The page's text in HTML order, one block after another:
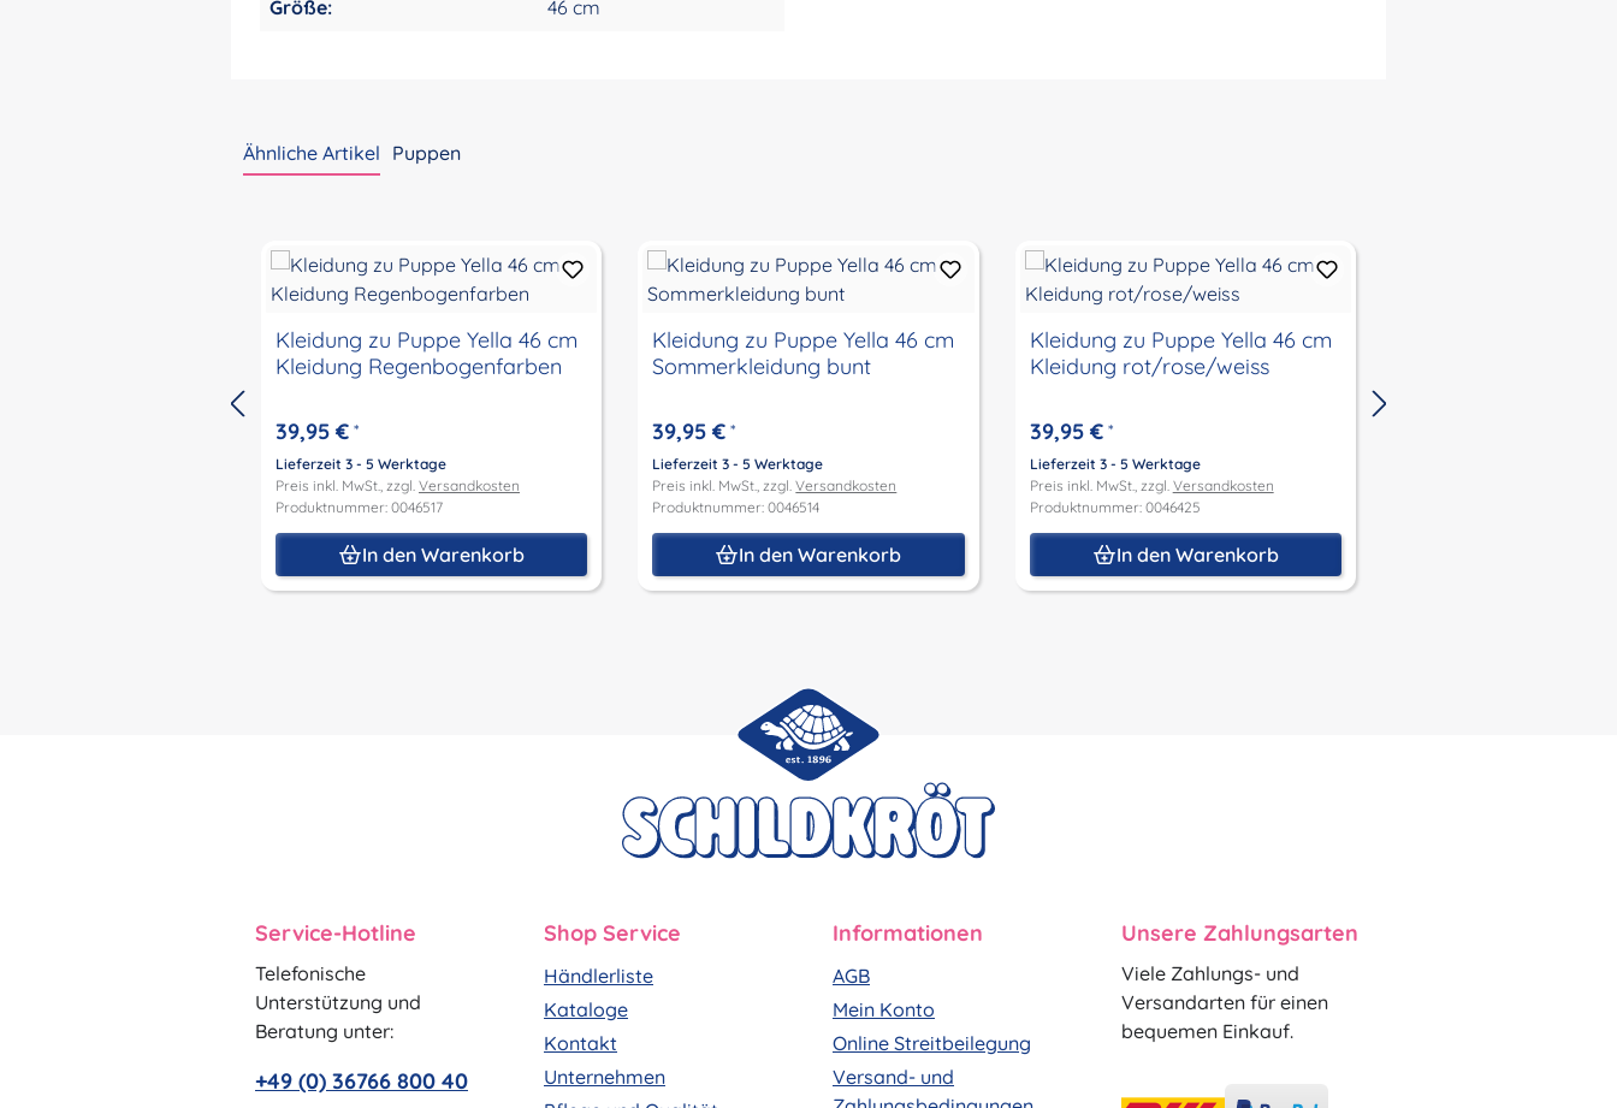
Größe: 46 cm
Ähnliche Artikel Puppen
Kleidung zu Puppe Yella 46 cm
Kleidung Regenbogenfarben
39,95 € *
Lieferzeit 3 - 5 Werktage
Preis inkl. MwSt., zzgl. Versandkosten
Produktnummer: 0046517
In den Warenkorb
Kleidung zu Puppe Yella 46 cm
Sommerkleidung bunt
39,95 € *
Lieferzeit 3 - 5 Werktage
Preis inkl. MwSt., zzgl.Versandkosten
Produktnummer: 0046514
In den Warenkorb
Kleidung zu Puppe Yella 46 cm
Kleidung rot/rose/weiss
39,95 €*
Lieferzeit 3 - 5 Werktage
Preis inkl. MwSt., zzgl. Versandkosten
Produktnummer: 0046425
In den Warenkorb
Service-Hotline
Telefonische
Unterstützung und
Beratung unter:
+49 (0) 36766 800 40
Shop Service
Händlerliste
Kataloge
Kontakt
Unternehmen
Informationen
AGB
Mein Konto
Online Streitbeilegung
Versand- und
Unsere Zahlungsarten
Viele Zahlungs- und
Versandarten für einen
bequemen Einkauf.